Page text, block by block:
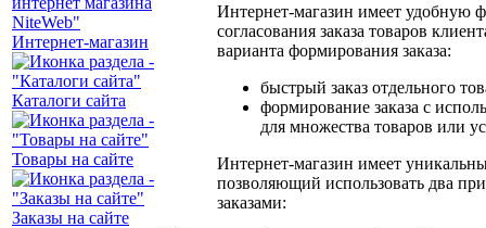
Интернет-магазин
Каталоги сайта
Товары на сайте
Заказы на сайте
Интернет-магазин имеет удобную
согласования заказа товаров
варианта формирования заказа:
быстрый заказ отдельного
формирование заказа с
для множества товаров или
Интернет-магазин имеет
позволяющий использовать два
заказами: